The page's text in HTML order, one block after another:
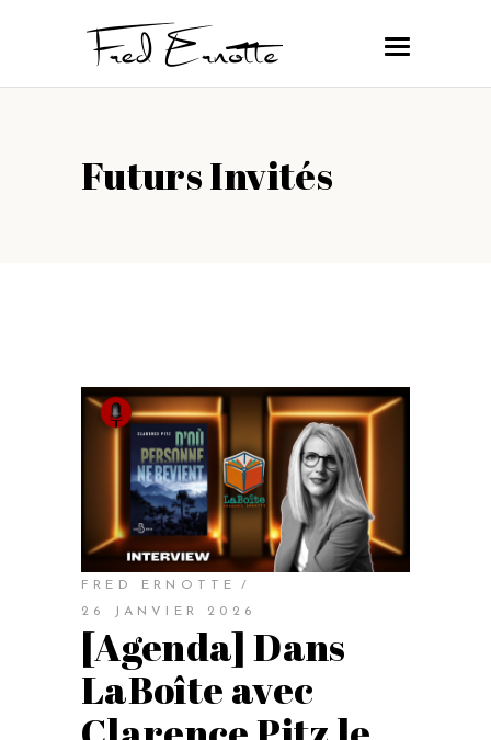
Futurs Invités
FRED ERNOTTE
26 JANVIER 2026
[Agenda] Dans
LaBoîte avec